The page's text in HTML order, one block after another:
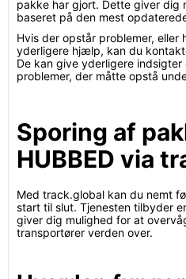
pakke har gjort. Dette giver
baseret på den mest
Hvis der opstår problemer, eller
yderligere hjælp, kan du
De kan give yderligere indsigter
problemer, der måtte opstå
Sporing af
HUBBED via
Med track.global kan du nemt
start til slut. Tjenesten tilbyder
giver dig mulighed for at
transportører verden over.